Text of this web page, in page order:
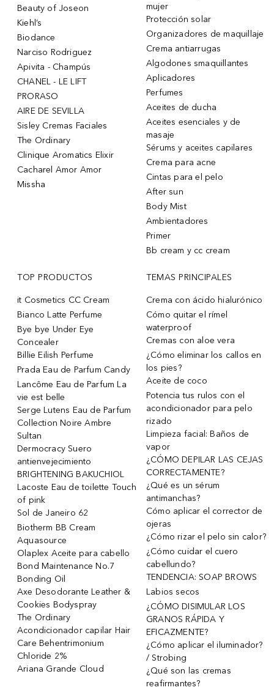
Beauty of Joseon
Kiehl’s
Biodance
Narciso Rodriguez
Apivita - Champús
CHANEL - LE LIFT
PRORASO
AIRE DE SEVILLA
Sisley Cremas Faciales
The Ordinary
Clinique Aromatics Elixir
Cacharel Amor Amor
Missha
mujer
Protección solar
Organizadores de maquillaje
Crema antiarrugas
Algodones smaquillantes
Aplicadores
Perfumes
Aceites de ducha
Aceites esenciales y de
masaje
Sérums y aceites capilares
Crema para acne
Cintas para el pelo
After sun
Body Mist
Ambientadores
Primer
Bb cream y cc cream
TOP PRODUCTOS
it Cosmetics CC Cream
Bianco Latte Perfume
Bye bye Under Eye
Concealer
Billie Eilish Perfume
Prada Eau de Parfum Candy
Lancôme Eau de Parfum La
vie est belle
Serge Lutens Eau de Parfum
Collection Noire Ambre
Sultan
Dermocracy Suero
antienvejecimiento
BRIGHTENING BAKUCHIOL
Lacoste Eau de toilette Touch
of pink
Sol de Janeiro 62
Biotherm BB Cream
Aquasource
Olaplex Aceite para cabello
Bond Maintenance No.7
Bonding Oil
Axe Desodorante Leather &
Cookies Bodyspray
The Ordinary
Acondicionador capilar Hair
Care Behentrimonium
Chloride 2%
Ariana Grande Cloud
TEMAS PRINCIPALES
Crema con ácido hialurónico
Cómo quitar el rímel
waterproof
Cremas con aloe vera
¿Cómo eliminar los callos en
los pies?
Aceite de coco
Potencia tus rulos con el
acondicionador para pelo
rizado
Limpieza facial: Baños de
vapor
¿CÓMO DEPILAR LAS CEJAS
CORRECTAMENTE?
¿Qué es un sérum
antimanchas?
Cómo aplicar el corrector de
ojeras
¿Cómo rizar el pelo sin calor?
¿Cómo cuidar el cuero
cabellundo?
TENDENCIA: SOAP BROWS
Labios secos
¿CÓMO DISIMULAR LOS
GRANOS RÁPIDA Y
EFICAZMENTE?
¿Cómo aplicar el iluminador?
/ Strobing
¿Qué son las cremas
reafirmantes?